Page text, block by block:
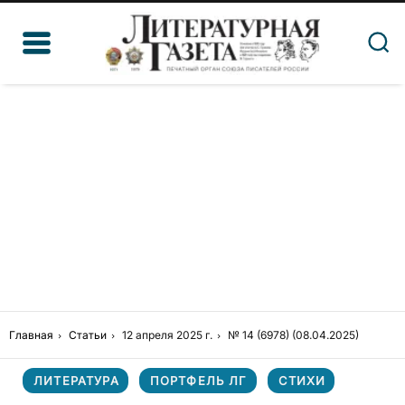
Главная Статьи 12 апреля 2025 г. № 14 (6978) (08.04.2025)
ЛИТЕРАТУРА ПОРТФЕЛЬ ЛГ СТИХИ